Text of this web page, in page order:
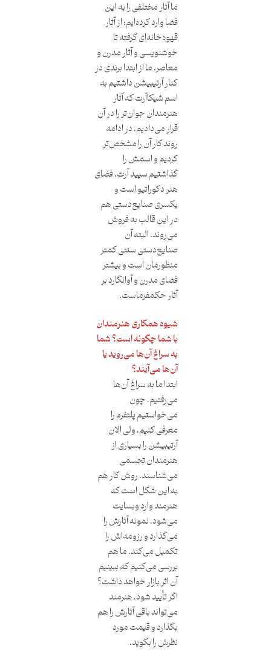
ما آثار مختلفی را به این
فضا وارد کرده‌ایم؛ از آثار
قهوه‌‌خانه‌ای گرفته تا
خوشنویسی و آثار مدرن و
معاصر. ما از ابتدا برندی در
کنار آرتیبیشن داشتیم به
اسم شیکاآرت که آثار
هنرمندان جوان‌تر را در آن
قرار می‌دادیم. در ادامه
روند کار آن را مشخص‌تر
کردیم و اسمش را
گذاشتیم سپید آرت. فضای
هنر دکوراتیو است و
یکسری صنایع‌دستی هم
در این قالب به فروش
می‌روند. البته آن
صنایع‌دستی سنتی کمتر
منظورمان است و بیشتر
فضای مدرن و آوانگارد بر
آثار حکمفرماست.
شیوه همکاری هنرمندان
با شما چگونه است؟ شما
به سراغ آن‌ها می‌روید یا
آن‌ها می‌آیند؟
ابتدا ما به سراغ آن‌ها
می‌رفتیم، چون
می‌خواستیم پلتفرم را
معرفی کنیم، ولی الان
آرتیبیشن را بسیاری از
هنرمندان تجسمی
می‌شناسند. روش کار هم
به این شکل است که
هنرمند وارد وبسایت
می‌شود، نمونه آثارش را
می‌گذارد و رزومه‌اش را
تکمیل می‌کند. ما هم
بررسی می‌کنیم که ببینیم
آن اثر بازار خواهد داشت؟
اگر تأیید شود، هنرمند
می‌تواند باقی آثارش را هم
بگذارد و قیمت مورد
نظرش را بگوید.